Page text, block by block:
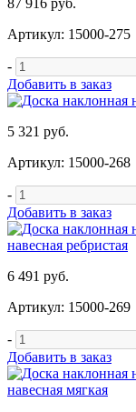
87 916 руб.
Артикул: 15000-275
-
Добавить в заказ
5 321 руб.
Артикул: 15000-268
-
Добавить в заказ
навесная ребристая
6 491 руб.
Артикул: 15000-269
-
Добавить в заказ
навесная мягкая